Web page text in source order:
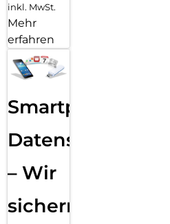
inkl. MwSt.
Mehr
erfahren
Smartphone
Datensicherung
– Wir
sichern